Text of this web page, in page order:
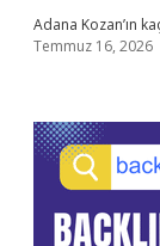
Adana Kozan’ın
Temmuz 16, 2026